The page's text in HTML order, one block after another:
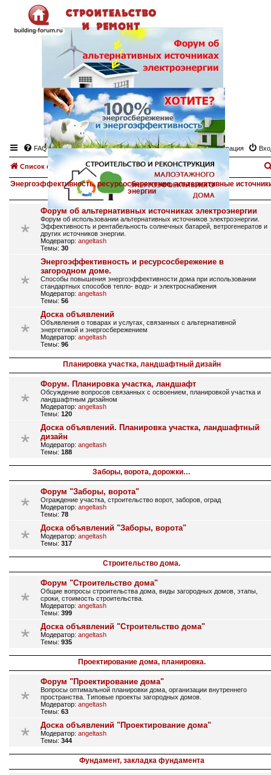
FAQ Регистрация
Список форумов
Энергоэффективность, ресурсосбережение, альтернативные
энергии
Форум об альтернативных источниках электроэнергии
Форум об использовании альтернативных источников электроэнергии.
Эффективность и рентабельность солнечных батарей, ветрогенератов и
других источников энергии.
Модератор: angeltash
Темы: 30
Энергоэффективность и ресурсосбережение в
загородном доме.
Способы повышения энергоэффективности дома при использовании
стандартных способов тепло- водо- и электроснабжения
Модератор: angeltash
Темы: 56
Доска объявлений
Объявления о товарах и услугах, связанных с альтернативной
энергетикой и энергосбережением
Модератор: angeltash
Темы: 96
Планировка участка, ландшафтный дизайн
Форум. Планировка участка, ландшафт
Обсуждение вопросов связанных с освоением, планировкой участка и
ландшафтным дизайном
Модератор: angeltash
Темы: 120
Доска объявлений. Планировка участка, ландшафтный
дизайн
Модератор: angeltash
Темы: 188
Заборы, ворота, дорожки…
Форум "Заборы, ворота"
Ограждение участка, строительство ворот, заборов, оград
Модератор: angeltash
Темы: 78
Доска объявлений "Заборы, ворота"
Модератор: angeltash
Темы: 317
Строительство дома.
Форум "Строительство дома"
Общие вопросы строительства дома, виды загородных домов, этапы,
сроки, стоимость строительства.
Модератор: angeltash
Темы: 399
Доска объявлений "Строительство дома"
Модератор: angeltash
Темы: 935
Проектирование дома, планировка.
Форум "Проектирование дома"
Вопросы оптимальной планировки дома, организации внутреннего
пространства. Типовые проекты загородных домов.
Модератор: angeltash
Темы: 63
Доска объявлений "Проектирование дома"
Модератор: angeltash
Темы: 344
Фундамент, закладка фундамента